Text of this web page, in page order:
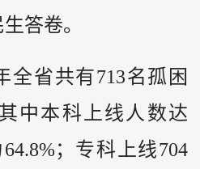
答卷。
全省共有713名孤困
中本科上线人数达
；专科上线704